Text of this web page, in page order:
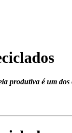
produtiva é um